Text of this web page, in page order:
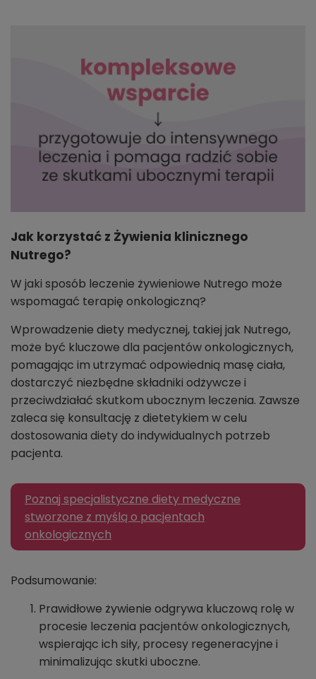
Jak korzystać z Żywienia klinicznego
Nutrego?
W jaki sposób leczenie żywieniowe Nutrego może
wspomagać terapię onkologiczną?
Wprowadzenie diety medycznej, takiej jak Nutrego,
może być kluczowe dla pacjentów onkologicznych,
pomagając im utrzymać odpowiednią masę ciała,
dostarczyć niezbędne składniki odżywcze i
przeciwdziałać skutkom ubocznym leczenia. Zawsze
zaleca się konsultację z dietetykiem w celu
dostosowania diety do indywidualnych potrzeb
pacjenta.
Poznaj specjalistyczne diety medyczne
stworzone z myślą o pacjentach
onkologicznych
Podsumowanie:
Prawidłowe żywienie odgrywa kluczową rolę w
procesie leczenia pacjentów onkologicznych,
wspierając ich siły, procesy regeneracyjne i
minimalizując skutki uboczne.